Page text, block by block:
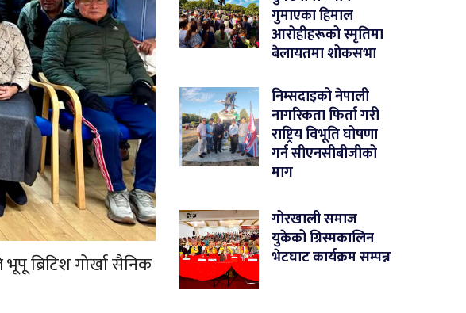
ब्रिटिश गोर्खा सैनिक
गुमाएका हिमाल
आरोहीहरूको स्मृतिमा
बेलायतमा शोकसभा
निम्सदाइको नेपाली
नागरिकता फिर्ता गरी
राष्ट्रिय विभूति घोषणा
गर्न सीएनसीबीजीको
माग
गोरखाली समाज
युकेको ग्रिस्मकालिन
भेटघाट कार्यक्रम सम्पन्न